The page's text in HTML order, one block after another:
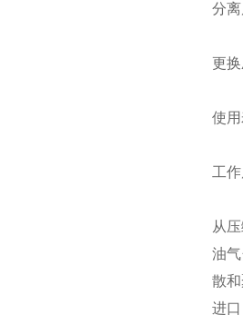
分
更
使
工
从
油
散
进